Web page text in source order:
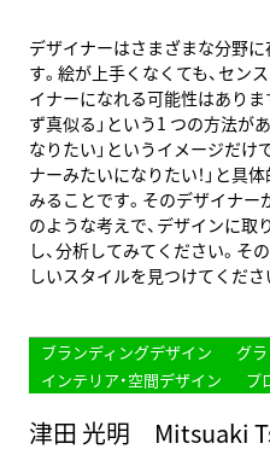
デザイナーはさまざまな分野
す。絵が上手くなくても、セン
イナーになれる可能性はありま
ず真似る」という1 つの方法が
なりたい」というイメージだけ
ナーみたいになりたい！」と具
みることです。そのデザイナー
のような考えで、デザインに取
し、分析してみてください。そ
しいスタイルを見つけてくださ
ブランディングデザイン
グ
インテリア・空間デザイン
プ
津田 光明 Mitsuaki